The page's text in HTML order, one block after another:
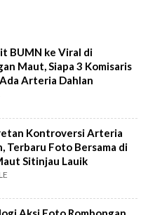
BUMN ke Viral di
Maut, Siapa 3 Komisaris
Arteria Dahlan
Kontroversi Arteria
Terbaru Foto Bersama di
Sitinjau Lauik